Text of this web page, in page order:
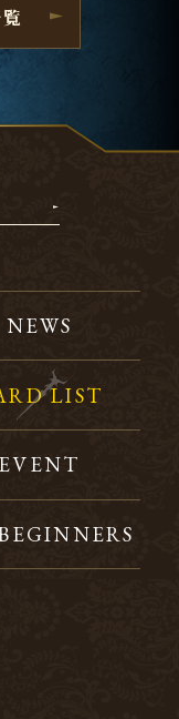
NEWS
LIST
EVENT